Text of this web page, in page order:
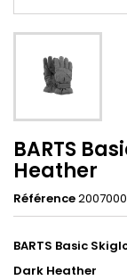
BARTS
Heather
Référence
BARTS Basic
Dark Heather